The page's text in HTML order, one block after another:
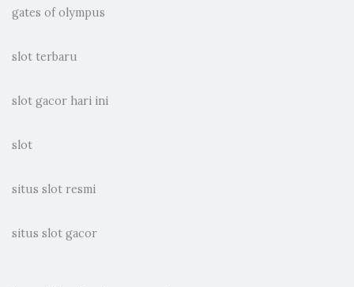
gates of olympus
slot terbaru
slot gacor hari ini
slot
situs slot resmi
situs slot gacor